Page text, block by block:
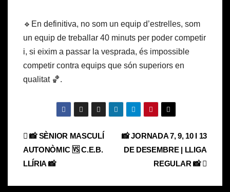
🔹En definitiva, no som un equip d’estrelles, som
un equip de treballar 40 minuts per poder competir
i, si eixim a passar la vesprada, és impossible
competir contra equips que són superiors en
qualitat 🏀.
Navegación
de
entradas
📸 JORNADA 7, 9, 10 I 13
DE DESEMBRE | LLIGA
REGULAR 📸
📸 SÈNIOR MASCULÍ
AUTONÒMIC 🆚 C.E.B.
LLÍRIA 📸